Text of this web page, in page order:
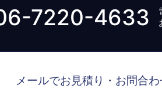
7220-4633
メールでお見積り・お問合